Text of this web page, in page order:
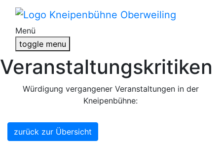
Menü
toggle menu
Veranstaltungskritiken
Würdigung vergangener Veranstaltungen in der
Kneipenbühne:
zurück zur Übersicht